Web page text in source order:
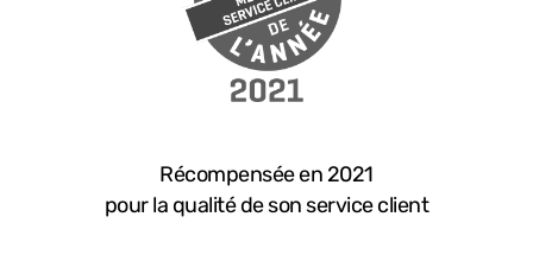
Récompensée en 2021
pour la qualité de son service client